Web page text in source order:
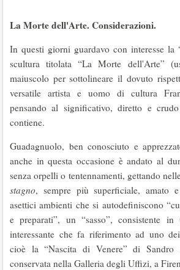
La Morte dell'Arte. Considerazioni.
In questi giorni guardavo con interesse la
scultura titolata “La Morte
maiuscolo per sottolineare il dovuto
versatile artista e uomo di cultura
pensando al significativo, diretto e
contiene.
Guadagnuolo, ben conosciuto e
anche in questa occasione è andato al
senza orpelli o tentennamenti, gettando
stagno, sempre più superficiale, amato
asettici ambienti che si autodefiniscono
e preparati”, un “sasso”, consistente
interessante che fa riferimento ad uno
cioè la “Nascita di Venere” di Sandro
conservata nella Galleria degli Uffizi, a